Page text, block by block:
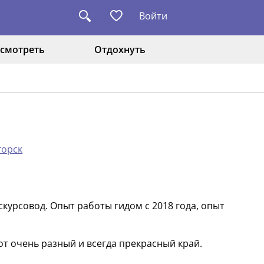
Войти
Отдохнуть
Опыт работы гидом с 2018 года, опыт
очень разный и всегда прекрасный край.